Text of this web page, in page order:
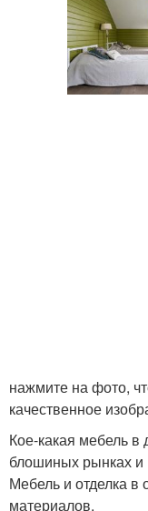
нажмите на фото,
качественное
Кое-какая мебель
блошиных рынках и
Мебель и отделка в
материалов.